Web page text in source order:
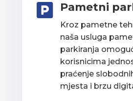
 Pametni
Kroz pametne
naša usluga
parkiranja
korisnicima
praćenje
mjesta i brzu